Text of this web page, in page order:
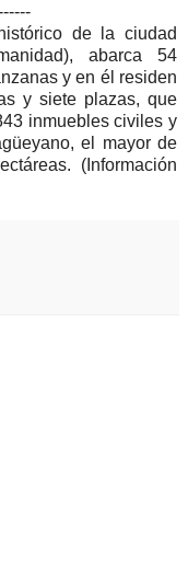
de la ciudad
abarca 54
y en él residen
y siete plazas, que
inmuebles civiles y
el mayor de
(Información